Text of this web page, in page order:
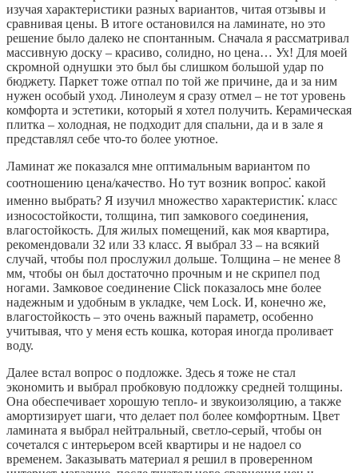
изучая характеристики разных вариантов, читая отзывы и
сравнивая цены. В итоге остановился на ламинате, но это
решение было далеко не спонтанным. Сначала я рассматривал
массивную доску – красиво, солидно, но цена… Ух! Для моей
скромной однушки это был бы слишком большой удар по
бюджету. Паркет тоже отпал по той же причине, да и за ним
нужен особый уход. Линолеум я сразу отмел – не тот уровень
комфорта и эстетики, который я хотел получить. Керамическая
плитка – холодная, не подходит для спальни, да и в зале я
представлял себе что-то более уютное.
Ламинат же показался мне оптимальным вариантом по
соотношению цена/качество. Но тут возник вопрос⁚ какой
именно выбрать? Я изучил множество характеристик⁚ класс
износостойкости, толщина, тип замкового соединения,
влагостойкость. Для жилых помещений, как моя квартира,
рекомендовали 32 или 33 класс. Я выбрал 33 – на всякий
случай, чтобы пол прослужил дольше. Толщина – не менее 8
мм, чтобы он был достаточно прочным и не скрипел под
ногами. Замковое соединение Click показалось мне более
надежным и удобным в укладке, чем Lock. И, конечно же,
влагостойкость – это очень важный параметр, особенно
учитывая, что у меня есть кошка, которая иногда проливает
воду.
Далее встал вопрос о подложке. Здесь я тоже не стал
экономить и выбрал пробковую подложку средней толщины.
Она обеспечивает хорошую тепло- и звукоизоляцию, а также
амортизирует шаги, что делает пол более комфортным. Цвет
ламината я выбрал нейтральный, светло-серый, чтобы он
сочетался с интерьером всей квартиры и не надоел со
временем. Заказывать материал я решил в проверенном